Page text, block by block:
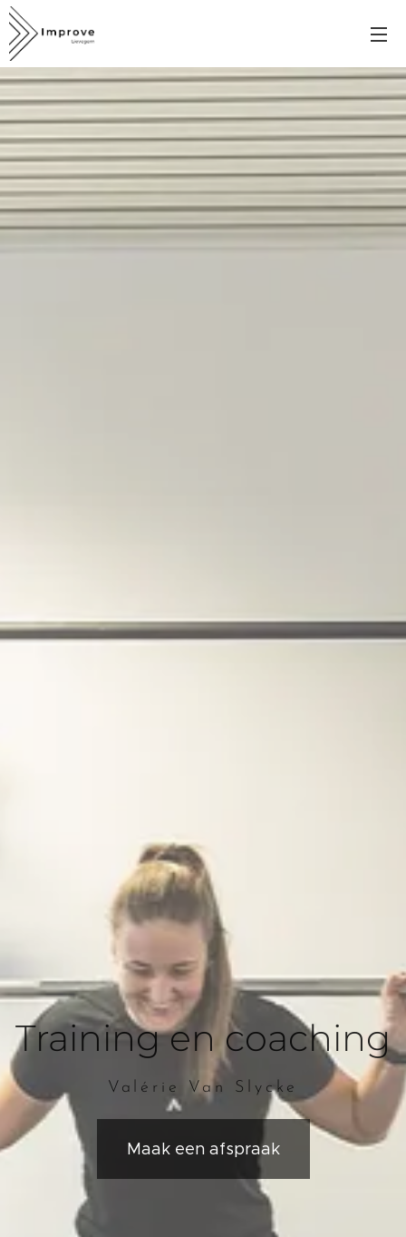
Training en coaching
Valérie Van Slycke
Maak een afspraak